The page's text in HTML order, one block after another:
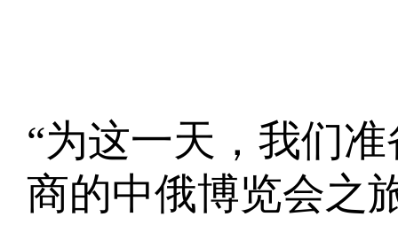
“为这一天，我们
商的中俄博览会之